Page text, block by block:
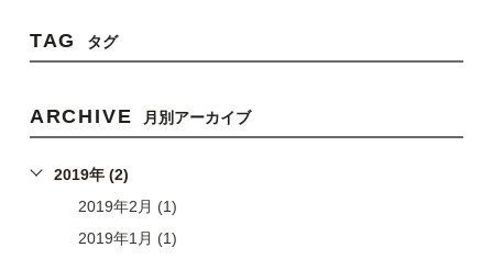
TAG タグ
ARCHIVE 月別アーカイブ
2019年 (2)
2019年2月 (1)
2019年1月 (1)